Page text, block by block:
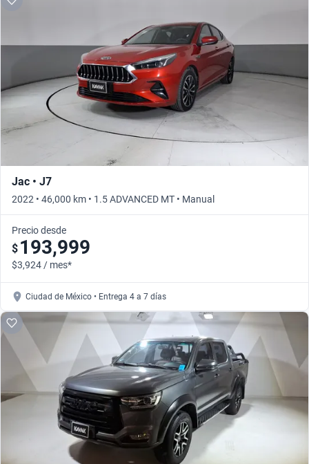
Jac • J7
2022 • 46,000 km • 1.5 ADVANCED MT • Manual
Precio desde
$ 193,999
$3,924 / mes*
Ciudad de México • Entrega 4 a 7 días